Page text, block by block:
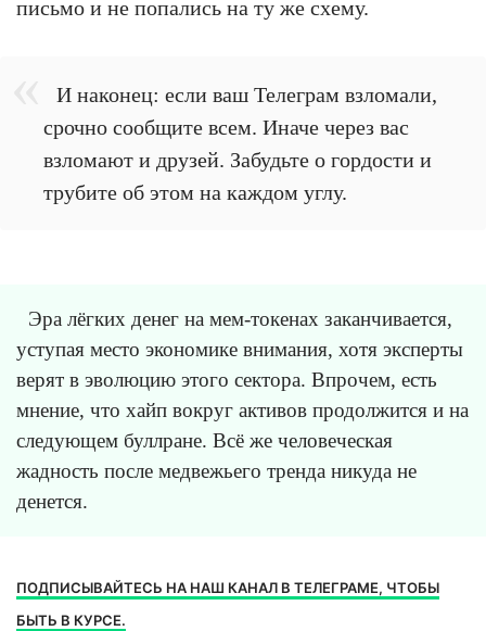
письмо и не попались на ту же схему.
И наконец: если ваш Телеграм взломали,
срочно сообщите всем. Иначе через вас
взломают и друзей. Забудьте о гордости и
трубите об этом на каждом углу.
Эра лёгких денег на мем-токенах заканчивается,
уступая место экономике внимания, хотя эксперты
верят в эволюцию этого сектора. Впрочем, есть
мнение, что хайп вокруг активов продолжится и на
следующем буллране. Всё же человеческая
жадность после медвежьего тренда никуда не
денется.
ПОДПИСЫВАЙТЕСЬ НА НАШ КАНАЛ В ТЕЛЕГРАМЕ, ЧТОБЫ
БЫТЬ В КУРСЕ.